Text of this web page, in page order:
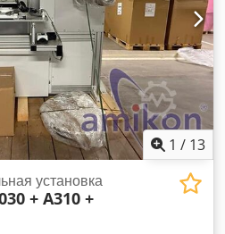
1 / 13
установка
+ A310 +